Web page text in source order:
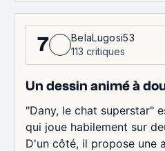
7
BelaLugosi53
113 critiques
Un dessin animé à
"Dany, le chat superstar"
qui joue habilement sur
D'un côté, il propose une